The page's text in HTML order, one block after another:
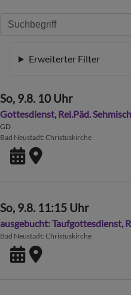
Erweiterter Filter
So, 9.8. 10 Uhr
Gottesdienst, Rel.Päd. Sehmisch
GD
Bad Neustadt Christuskirche
So, 9.8. 11:15 Uhr
ausgebucht: Taufgottesdienst,
Bad Neustadt Christuskirche